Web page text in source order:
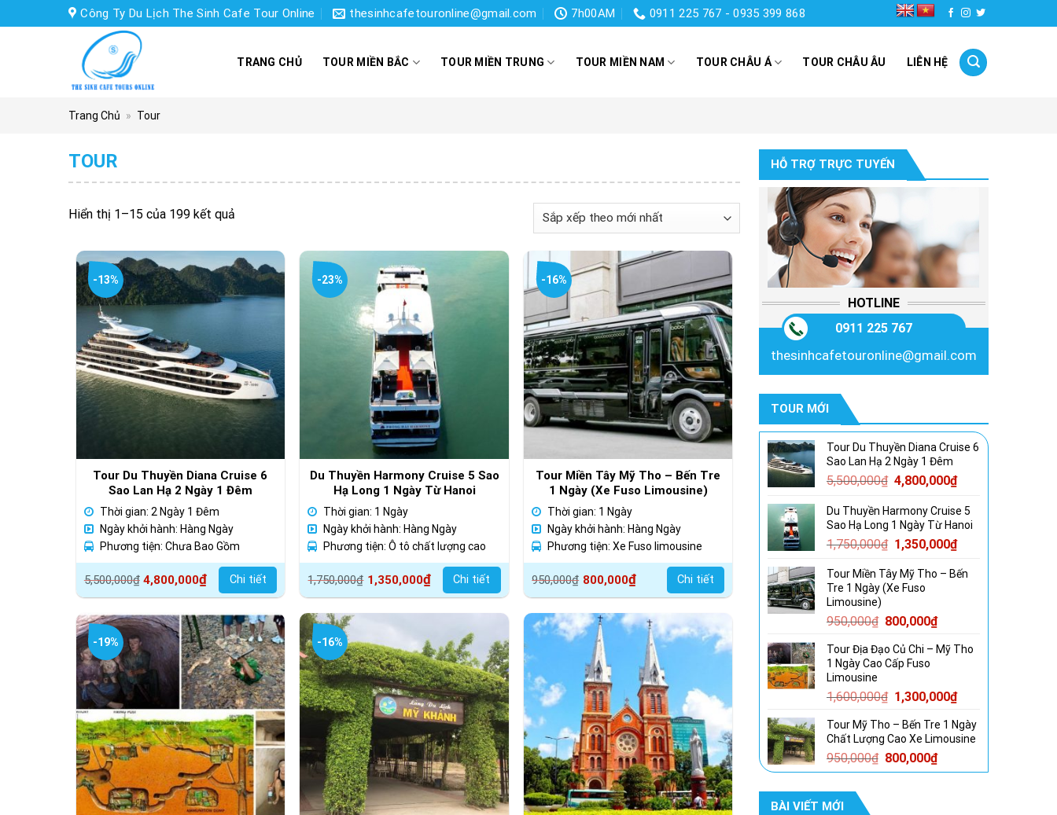
to
Công Ty Du Lịch The Sinh Cafe Tour Online thesinhcafetouronline@gmail.com 7h00AM 0911 225 767 - 0935 399 868
TRANG CHỦ TOUR MIỀN BẮC TOUR MIỀN TRUNG TOUR MIỀN NAM TOUR CHÂU Á TOUR CHÂU ÂU LIÊN HỆ
Trang Chủ » Tour
TOUR
Hiển thị 1–15 của 199 kết quả
-13%
Tour Du Thuyền Diana Cruise 6
Sao Lan Hạ 2 Ngày 1 Đêm
Thời gian: 2 Ngày 1 Đêm
Ngày khởi hành: Hàng Ngày
Phương tiện: Chưa Bao Gồm
5,500,000₫
Giá
gốc
là:
5,500,000₫.
4,800,000₫
Giá
hiện
tại
là:
4,800,000₫.
Chi tiết
-23%
Du Thuyền Harmony Cruise 5 Sao
Hạ Long 1 Ngày Từ Hanoi
Thời gian: 1 Ngày
Ngày khởi hành: Hàng Ngày
Phương tiện: Ô tô chất lượng cao
1,750,000₫
Giá
gốc
là:
1,750,000₫.
1,350,000₫
Giá
hiện
tại
là:
1,350,000₫.
Chi tiết
-16%
Tour Miền Tây Mỹ Tho – Bến Tre
1 Ngày (Xe Fuso Limousine)
Thời gian: 1 Ngày
Ngày khởi hành: Hàng Ngày
Phương tiện: Xe Fuso limousine
950,000₫
Giá
gốc
là:
950,000₫.
800,000₫
Giá
hiện
tại
800,000₫.
Chi tiết
-19% -16%
HỖ TRỢ TRỰC TUYẾN
HOTLINE
0911 225 767
thesinhcafetouronline@gmail.com
TOUR MỚI
Tour Du Thuyền Diana Cruise 6
Sao Lan Hạ 2 Ngày 1 Đêm
5,500,000₫ Giá
là:
5,500,000₫.
4,800,000₫Giá
tại
là:
4,800,000₫.
Du Thuyền Harmony Cruise 5
Sao Hạ Long 1 Ngày Từ Hanoi
1,750,000₫ Giá
là:
1,750,000₫.
1,350,000₫Giá
tại
Tour Miền Tây Mỹ Tho – Bến
Tre 1 Ngày (Xe Fuso
Limousine)
950,000₫ Giá
là:
950,000₫.
800,000₫Giá
tại
Tour Địa Đạo Củ Chi – Mỹ Tho
1 Ngày Cao Cấp Fuso
Limousine
1,600,000₫ Giá
là:
1,600,000₫.
1,300,000₫Giá
tại
là:
Tour Mỹ Tho – Bến Tre 1 Ngày
Chất Lượng Cao Xe Limousine
950,000₫ Giá
gốc
800,000₫Giá
hiện
BÀI VIẾT MỚI